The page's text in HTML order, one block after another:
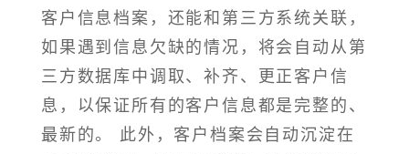
客户信息档案，还能和第三方系统关联，
如果遇到信息欠缺的情况，将会自动从第
三方数据库中调取、补齐、更正客户信
息，以保证所有的客户信息都是完整的、
最新的。 此外，客户档案会自动沉淀在